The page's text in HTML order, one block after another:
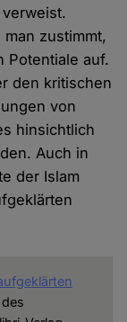
zustimmt,
Potentiale auf.
den kritischen
von
hinsichtlich
Auch in
der Islam